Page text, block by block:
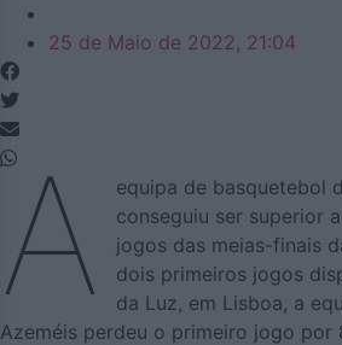
25 de Maio de 2022, 21:04
A
equipa de basquetebol
conseguiu ser superior
jogos das meias-finais
dois primeiros jogos
da Luz, em Lisboa, a
Azeméis perdeu o primeiro jogo por